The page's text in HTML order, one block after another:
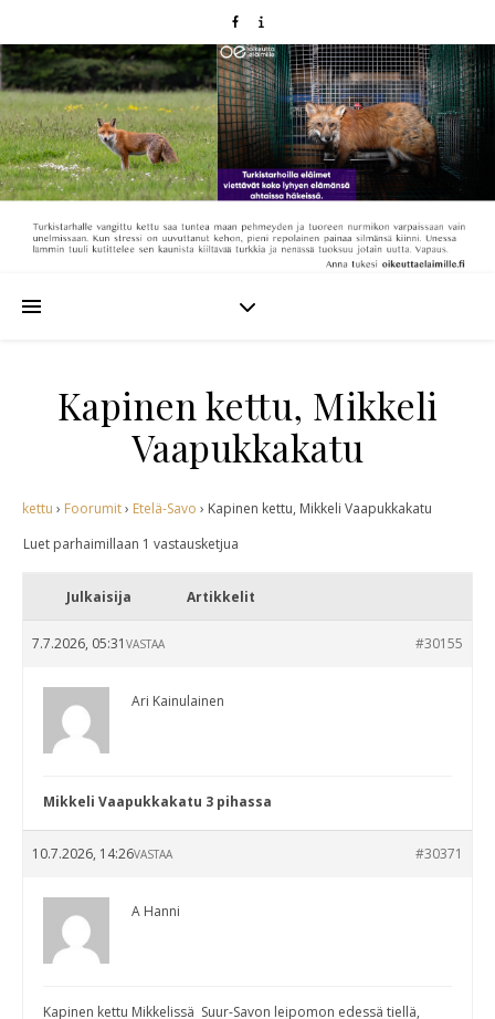
Kapinen kettu, Mikkeli
Vaapukkakatu
kettu › Foorumit› Etelä-Savo › Kapinen kettu, Mikkeli Vaapukkakatu
Luet parhaimillaan 1 vastausketjua
Julkaisija Artikkelit
7.7.2026, 05:31 #30155
VASTAA
Ari Kainulainen
Mikkeli Vaapukkakatu 3 pihassa
10.7.2026, 14:26 #30371
VASTAA
A Hanni
Kapinen kettu Mikkelissä Suur-Savon leipomon edessä tiellä,